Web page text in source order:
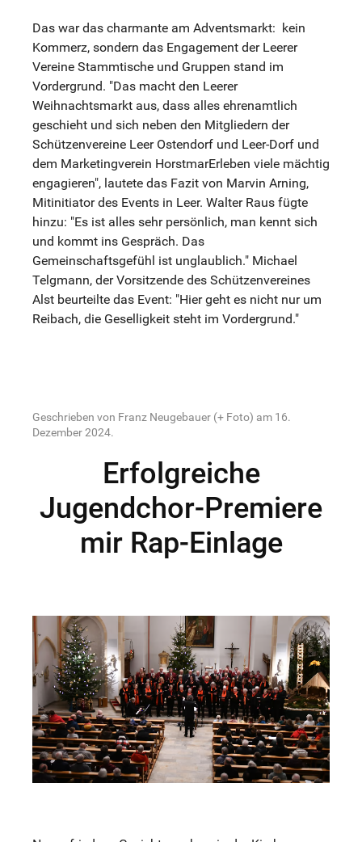
Das war das charmante am Adventsmarkt: kein
Kommerz, sondern das Engagement der Leerer
Vereine Stammtische und Gruppen stand im
Vordergrund. "Das macht den Leerer
Weihnachtsmarkt aus, dass alles ehrenamtlich
geschieht und sich neben den Mitgliedern der
Schützenvereine Leer Ostendorf und Leer-Dorf und
dem Marketingverein HorstmarErleben viele mächtig
engagieren", lautete das Fazit von Marvin Arning,
Mitinitiator des Events in Leer. Walter Raus fügte
hinzu: "Es ist alles sehr persönlich, man kennt sich
und kommt ins Gespräch. Das
Gemeinschaftsgefühl ist unglaublich." Michael
Telgmann, der Vorsitzende des Schützenvereines
Alst beurteilte das Event: "Hier geht es nicht nur um
Reibach, die Geselligkeit steht im Vordergrund."
Geschrieben von Franz Neugebauer (+ Foto) am 16.
Dezember 2024.
Erfolgreiche
Jugendchor-Premiere
mir Rap-Einlage